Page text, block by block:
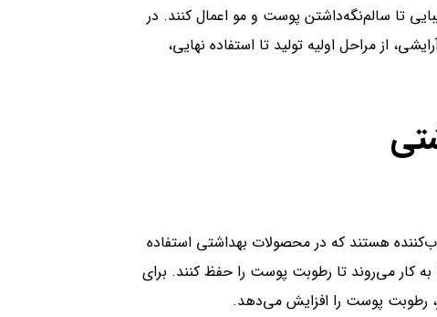
تا سالم‌نگه‌داشتن پوست و مو اعمال کنند. در
از مراحل اولیه تولید تا استفاده نهایی،
هستند که در محصولات بهداشتی استفاده
کار می‌روند تا رطوبت پوست را حفظ کنند. برای
رطوبت پوست را افزایش می‌دهد.